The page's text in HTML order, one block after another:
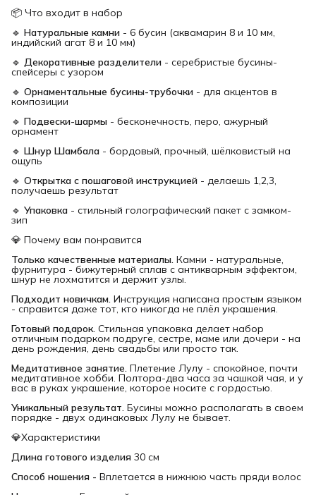
📦 Что входит в набор
🔹 Натуральные камни - 6 бусин (аквамарин 8 и 10 мм,
индийский агат 8 и 10 мм)
🔹 Декоративные разделители - серебристые бусины-
спейсеры с узором
🔹 Орнаментальные бусины-трубочки - для акцентов в
композиции
🔹 Подвески-шармы - бесконечность, перо, ажурный
орнамент
🔹 Шнур Шамбала - бордовый, прочный, шёлковистый на
ощупь
🔹 Открытка с пошаговой инструкцией - делаешь 1,2,3,
получаешь результат
🔹 Упаковка - стильный голографический пакет с замком-
зип
💎 Почему вам понравится
Только качественные материалы. Камни - натуральные,
фурнитура - бижутерный сплав с антикварным эффектом,
шнур не лохматится и держит узлы.
Подходит новичкам. Инструкция написана простым языком
- справится даже тот, кто никогда не плёл украшения.
Готовый подарок. Стильная упаковка делает набор
отличным подарком подруге, сестре, маме или дочери - на
день рождения, день свадьбы или просто так.
Медитативное занятие. Плетение Лулу - спокойное, почти
медитативное хобби. Полтора-два часа за чашкой чая, и у
вас в руках украшение, которое носите с гордостью.
Уникальный результат. Бусины можно располагать в своем
порядке - двух одинаковых Лулу не бывает.
💎Характеристики
Длина готового изделия 30 см
Способ ношения - Вплетается в нижнюю часть пряди волос